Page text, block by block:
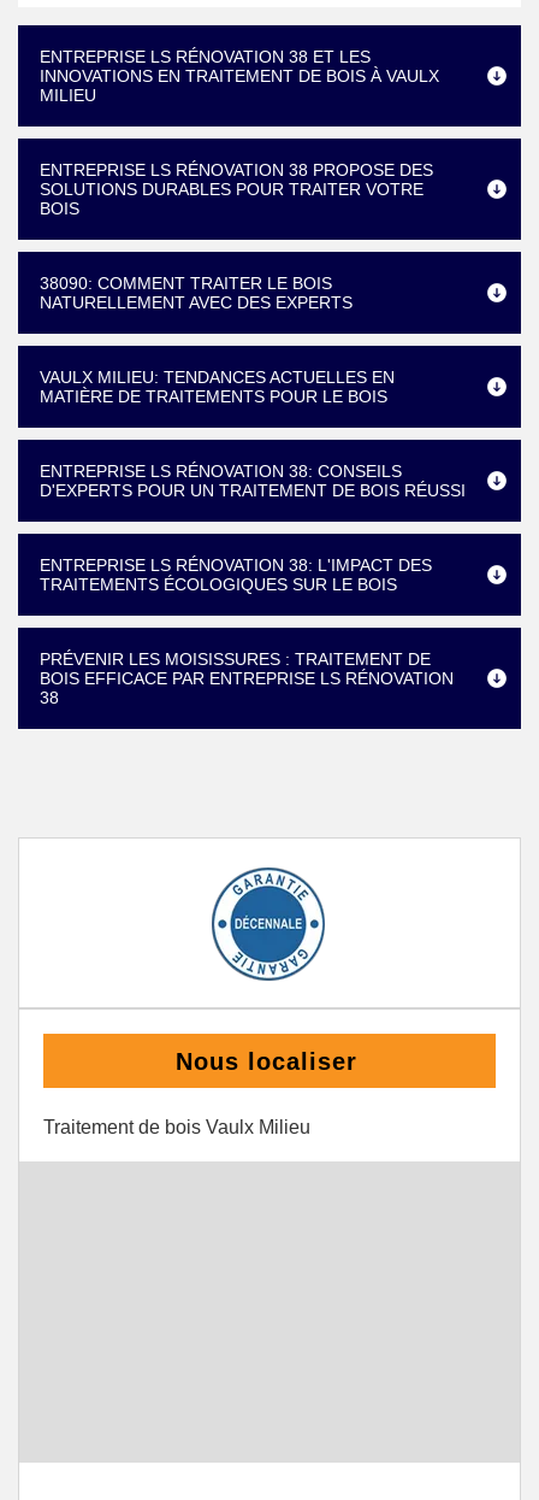
ENTREPRISE LS RÉNOVATION 38 ET LES
INNOVATIONS EN TRAITEMENT DE BOIS À VAULX
MILIEU
ENTREPRISE LS RÉNOVATION 38 PROPOSE DES
SOLUTIONS DURABLES POUR TRAITER VOTRE
BOIS
38090: COMMENT TRAITER LE BOIS
NATURELLEMENT AVEC DES EXPERTS
VAULX MILIEU: TENDANCES ACTUELLES EN
MATIÈRE DE TRAITEMENTS POUR LE BOIS
ENTREPRISE LS RÉNOVATION 38: CONSEILS
D'EXPERTS POUR UN TRAITEMENT DE BOIS RÉUSSI
ENTREPRISE LS RÉNOVATION 38: L'IMPACT DES
TRAITEMENTS ÉCOLOGIQUES SUR LE BOIS
PRÉVENIR LES MOISISSURES : TRAITEMENT DE
BOIS EFFICACE PAR ENTREPRISE LS RÉNOVATION
38
Nous localiser
Traitement de bois Vaulx Milieu